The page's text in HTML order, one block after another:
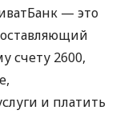
— это
счету 2600,
и платить